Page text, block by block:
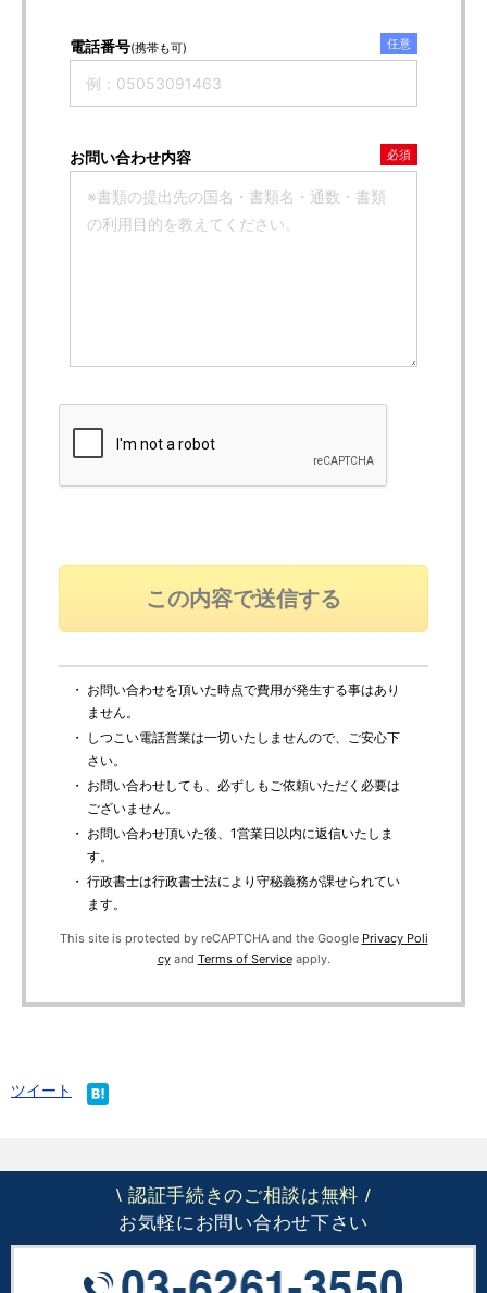
電話番号(携帯も可) 任意
お問い合わせ内容 必須
・ お問い合わせを頂いた時点で費用が発生する事はあり
ません。
・ しつこい電話営業は一切いたしませんので、ご安心下
さい。
・ お問い合わせしても、必ずしもご依頼いただく必要は
ございません。
・ お問い合わせ頂いた後、1営業日以内に返信いたしま
す。
・ 行政書士は行政書士法により守秘義務が課せられてい
ます。
This site is protected by reCAPTCHA and the Google Privacy Poli
cyand Terms of Serviceapply.
ツイート
\ 認証手続きのご相談は無料 /
お気軽にお問い合わせ下さい